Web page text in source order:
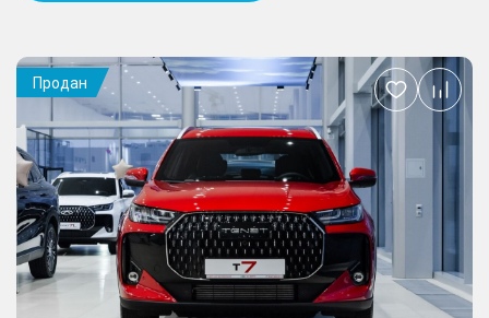
Продан
Добавить
в
избранное